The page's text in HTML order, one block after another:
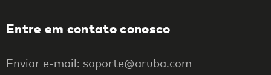
Entre em contato conosco
Enviar e-mail: soporte@aruba.com